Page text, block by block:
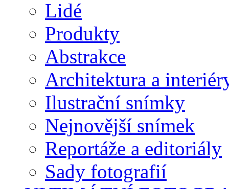
Lidé
Produkty
Abstrakce
Architektura a
Ilustrační snímky
Nejnovější snímek
Reportáže a editoriály
Sady fotografií